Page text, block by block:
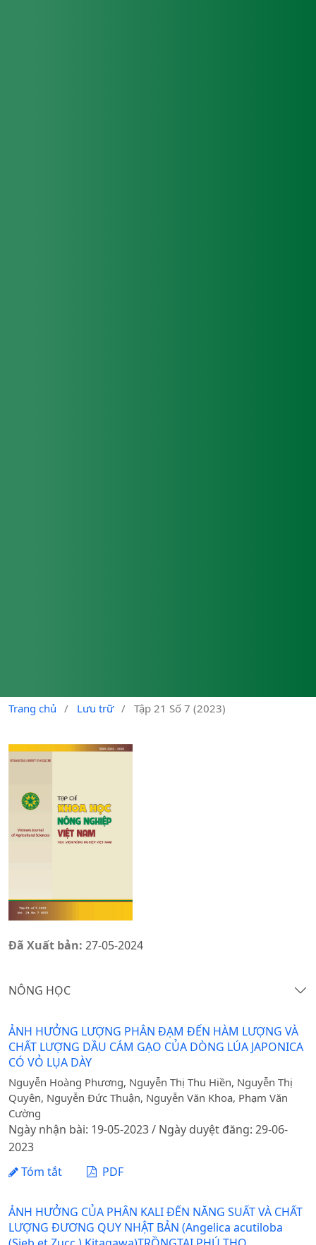
Trang chủ / Lưu trữ / Tập 21 Số 7 (2023)
Đã Xuất bản: 27-05-2024
NÔNG HỌC
ẢNH HƯỞNG LƯỢNG PHÂN ĐẠM ĐẾN HÀM LƯỢNG VÀ
CHẤT LƯỢNG DẦU CÁM GẠO CỦA DÒNG LÚA JAPONICA
CÓ VỎ LỤA DÀY
Nguyễn Hoàng Phương, Nguyễn Thị Thu Hiền, Nguyễn Thị
Quyên, Nguyễn Đức Thuận, Nguyễn Văn Khoa, Phạm Văn
Cường
Ngày nhận bài: 19-05-2023 / Ngày duyệt đăng: 29-06-
2023
Tóm tắt
PDF
ẢNH HƯỞNG CỦA PHÂN KALI ĐẾN NĂNG SUẤT VÀ CHẤT
LƯỢNG ĐƯƠNG QUY NHẬT BẢN (Angelica acutiloba